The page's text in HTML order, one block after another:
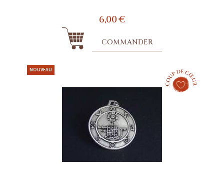
6,00 €
COMMANDER
NOUVEAU